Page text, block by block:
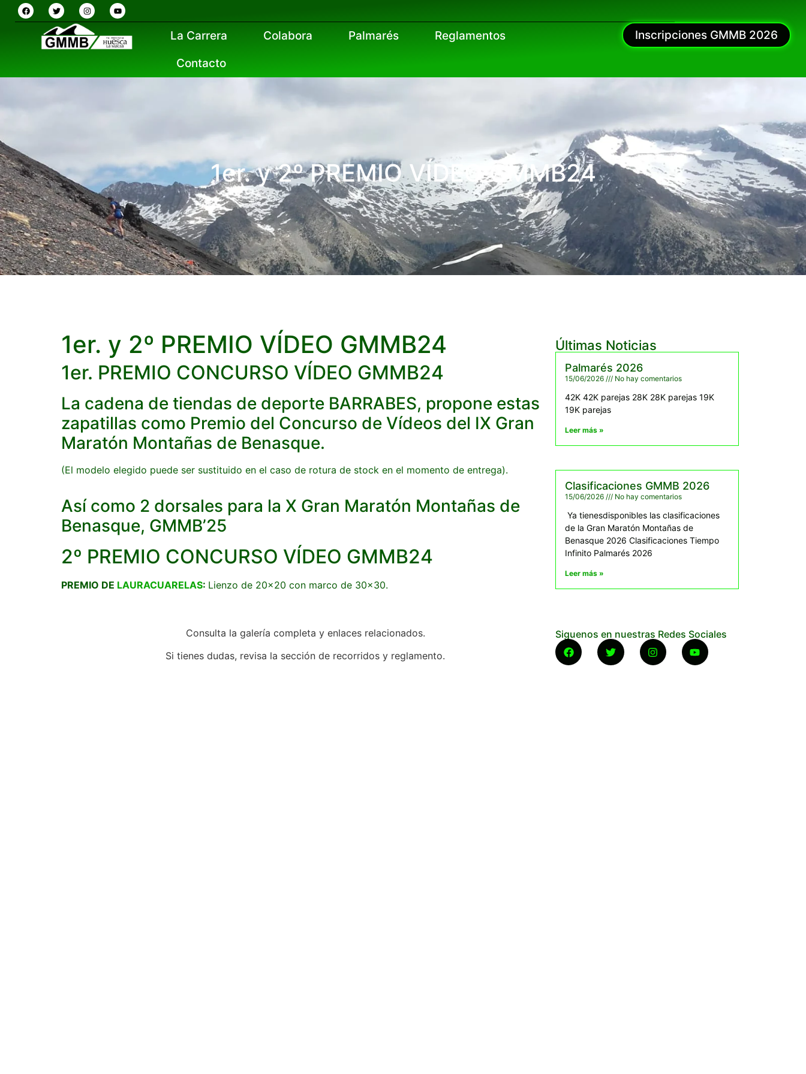
La Carrera Colabora Palmarés
Reglamentos
Contacto
Inscripciones GMMB 2026
1er. y 2º PREMIO VÍDEO GMMB24
Últimas Noticias
Palmarés 2026
15/06/2026 No hay comentarios
42K 42K parejas 28K 28K parejas 19K
19K parejas
Leer más »
Clasificaciones GMMB 2026
15/06/2026 No hay comentarios
Ya tienesdisponibles las clasificaciones
de la Gran Maratón Montañas de
Benasque 2026 Clasificaciones Tiempo
Infinito Palmarés 2026
Leer más »
Siguenos en nuestras Redes Sociales
1er. y 2º PREMIO VÍDEO GMMB24
1er. PREMIO CONCURSO VÍDEO GMMB24
La cadena de tiendas de deporte BARRABES, propone estas
zapatillas como Premio del Concurso de Vídeos del IX Gran
Maratón Montañas de Benasque.
(El modelo elegido puede ser sustituido en el caso de rotura de stock en el momento de entrega).
Así como 2 dorsales para la X Gran Maratón Montañas de
Benasque, GMMB’25
2º PREMIO CONCURSO VÍDEO GMMB24
PREMIO DE LAURACUARELAS: Lienzo de 20×20 con marco de 30×30.
Consulta la galería completa y enlaces relacionados.
Si tienes dudas, revisa la sección de recorridos y reglamento.